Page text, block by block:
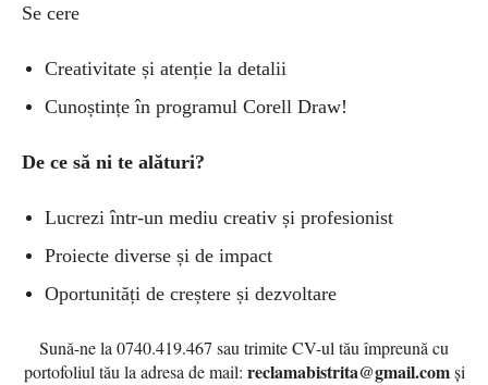
Se cere
Creativitate și atenție la detalii
Cunoștințe în programul Corell Draw!
De ce să ni te alături?
Lucrezi într-un mediu creativ și profesionist
Proiecte diverse și de impact
Oportunități de creștere și dezvoltare
Sună-ne la 0740.419.467 sau trimite CV-ul tău împreună cu
portofoliul tău la adresa de mail: reclamabistrita@gmail.comși